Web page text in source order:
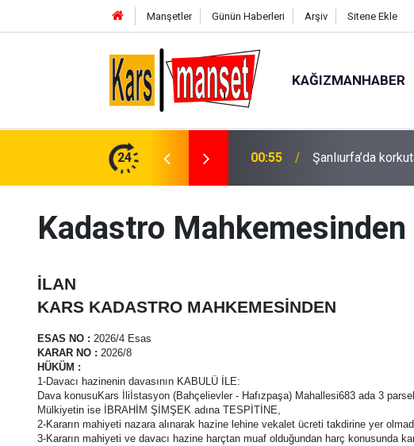
Manşetler Günün Haberleri Arşiv Sitene Ekle
KAĞIZMANHABER
24
62 aranan şahıs yakalandı, 3 milyon 924
00:55 Şanlıurfa’da
Kadastro
İLAN
KARS KADASTRO MAHKEMESİNDEN
ESAS NO : 2026/4 Esas
KARAR NO : 2026/8
HÜKÜM :
1-Davacı hazinenin davasının KABULÜ İLE:
Dava konusuKars İliİstasyon (Bahçelievler - Hafızpaşa) Mahallesi683 ada 3
Mülkiyetin ise İBRAHİM ŞİMŞEK adına TESPİTİNE,
2-Kararın mahiyeti nazara alınarak hazine lehine vekalet ücreti takdirine yer
3-Kararın mahiyeti ve davacı hazine harçtan muaf olduğundan harç konusunda